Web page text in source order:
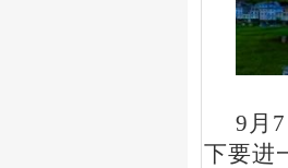
9 月 7
下要进